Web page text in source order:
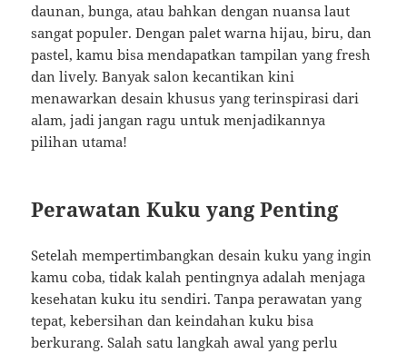
daunan, bunga, atau bahkan dengan nuansa laut
sangat populer. Dengan palet warna hijau, biru, dan
pastel, kamu bisa mendapatkan tampilan yang fresh
dan lively. Banyak salon kecantikan kini
menawarkan desain khusus yang terinspirasi dari
alam, jadi jangan ragu untuk menjadikannya
pilihan utama!
Perawatan Kuku yang Penting
Setelah mempertimbangkan desain kuku yang ingin
kamu coba, tidak kalah pentingnya adalah menjaga
kesehatan kuku itu sendiri. Tanpa perawatan yang
tepat, kebersihan dan keindahan kuku bisa
berkurang. Salah satu langkah awal yang perlu